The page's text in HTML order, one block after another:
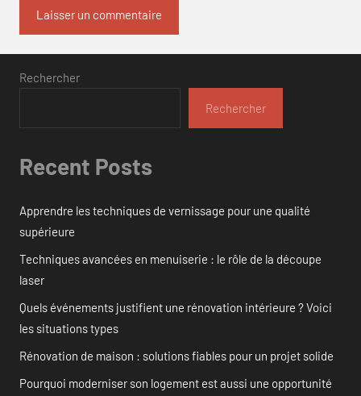
Rechercher
Rechercher
Recent Posts
Apprendre les techniques de vernissage pour une qualité
supérieure
Techniques avancées en menuiserie : le rôle de la découpe
laser
Quels événements justifient une rénovation intérieure ? Voici
les situations types
Rénovation de maison : solutions fiables pour un projet solide
Pourquoi moderniser son logement est aussi une opportunité